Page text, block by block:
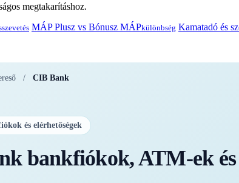
megtakarításhoz.
MÁP Plusz vs Bónusz MÁPkülönbség Kamatadó és
/ CIB Bank
és elérhetőségek
bankfiókok, ATM-ek és